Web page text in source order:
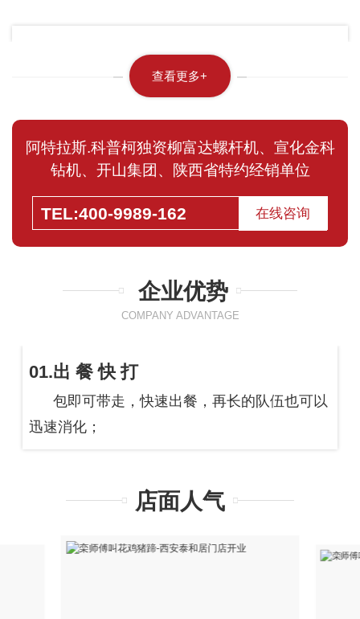
查看更多+
阿特拉斯.科普柯独资柳富达螺杆机、宣化金科
钻机、开山集团、陕西省特约经销单位
TEL:400-9989-162 在线咨询
企业优势
COMPANY ADVANTAGE
01.出 餐 快 打
包即可带走，快速出餐，再长的队伍也可以
迅速消化；
店面人气